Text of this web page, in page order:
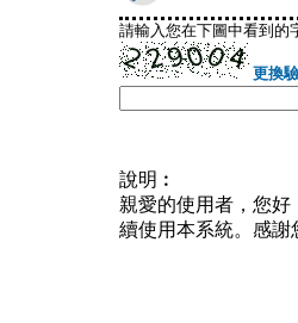
請輸入您在下圖中看到的
更換
說明︰
親愛的使用者，您
續使用本系統。感謝